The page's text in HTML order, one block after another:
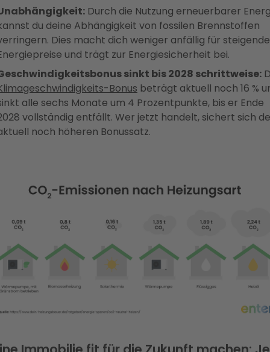
Durch die Nutzung erneuerbarer
du deine Abhängigkeit von fossilen Brennstoffen
Dies macht dich weniger anfällig für steigende
und trägt zur Energiesicherheit bei.
sinkt bis 2028 schrittweise:
Bonus beträgt aktuell noch 16 %
alle sechs Monate um 4 Prozentpunkte, bis er Ende
vollständig entfällt. Wer jetzt handelt, sichert sich
noch höheren Bonussatz.